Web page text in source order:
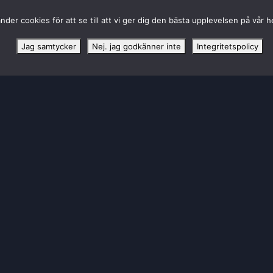
cookies för att se till att vi ger dig den bästa upplevelsen på vår
Jag samtycker Nej. jag godkänner inte Integritetspolicy